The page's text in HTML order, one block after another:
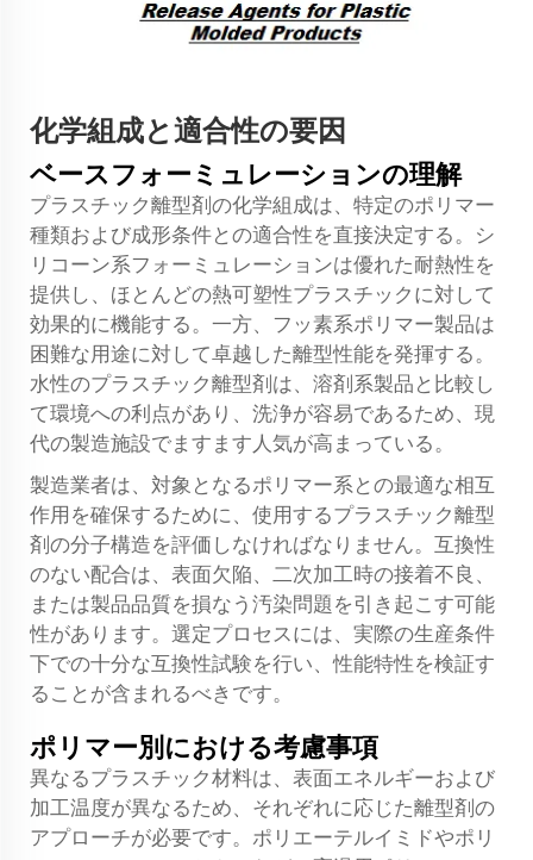
化学組成と適合性の要因
ベースフォーミュレーションの理解
プラスチック離型剤の化学組成は、特定のポリマー
種類および成形条件との適合性を直接決定する。シ
リコーン系フォーミュレーションは優れた耐熱性を
提供し、ほとんどの熱可塑性プラスチックに対して
効果的に機能する。一方、フッ素系ポリマー製品は
困難な用途に対して卓越した離型性能を発揮する。
水性のプラスチック離型剤は、溶剤系製品と比較し
て環境への利点があり、洗浄が容易であるため、現
代の製造施設でますます人気が高まっている。
製造業者は、対象となるポリマー系との最適な相互
作用を確保するために、使用するプラスチック離型
剤の分子構造を評価しなければなりません。互換性
のない配合は、表面欠陥、二次加工時の接着不良、
または製品品質を損なう汚染問題を引き起こす可能
性があります。選定プロセスには、実際の生産条件
下での十分な互換性試験を行い、性能特性を検証す
ることが含まれるべきです。
ポリマー別における考慮事項
異なるプラスチック材料は、表面エネルギーおよび
加工温度が異なるため、それぞれに応じた離型剤の
アプローチが必要です。ポリエーテルイミドやポリ